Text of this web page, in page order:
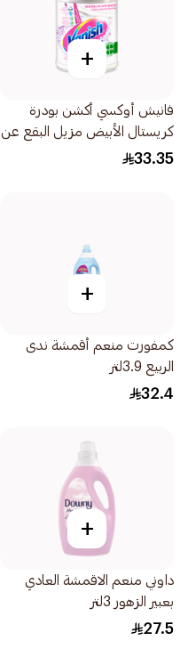
+
فانيش أوكسي أكشن بودرة
كريستال الأبيض مزيل البقع عن
الأقمشة البيضاء 450جرام
33.35
+
كمفورت منعم أقمشة ندى
الربيع 3.9لتر
32.4
+
داوني منعم الاقمشة العادي
بعبير الزهور 3لتر
27.5